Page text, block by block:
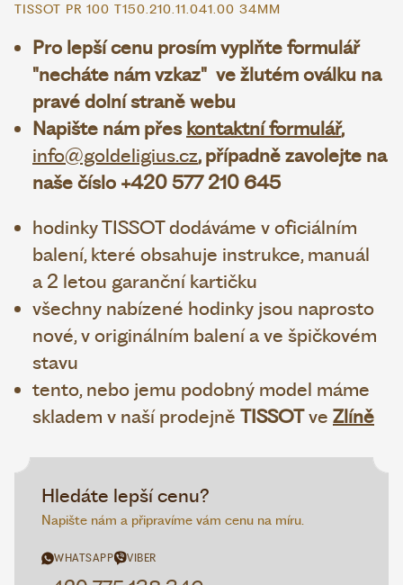
TISSOT PR 100 T150.210.11.041.00 34MM
Pro lepší cenu prosím vyplňte formulář
"necháte nám vzkaz" ve žlutém oválku na
pravé dolní straně webu
Napište nám přes kontaktní formulář,
info@goldeligius.cz, případně zavolejte na
naše číslo +420 577 210 645
hodinky TISSOT dodáváme v oficiálním
balení, které obsahuje instrukce, manuál
a 2 letou garanční kartičku
všechny nabízené hodinky jsou naprosto
nové, v originálním balení a ve špičkovém
stavu
tento, nebo jemu podobný model máme
skladem v naší prodejně TISSOTve Zlíně
Hledáte lepší cenu?
Napište nám a připravíme vám cenu na míru.
WHATSAPP VIBER